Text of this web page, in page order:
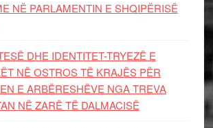
NË PARLAMENTIN E SHQIPËRISË
DHE IDENTITET-TRYEZË E
NË OSTROS TË KRAJËS PËR
E ARBËRESHËVE NGA TREVA
NË ZARË TË DALMACISË